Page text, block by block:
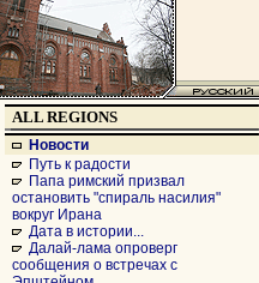
ALL REGIONS
Новости
Путь к радости
Папа римский призвал
остановить "спираль насилия"
вокруг Ирана
Дата в истории...
Далай-лама опроверг
сообщения о встречах с